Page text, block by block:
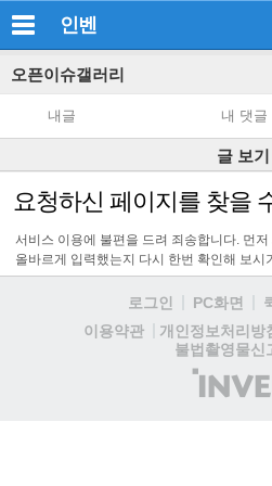
인벤
오픈이슈갤러리
내글 내 댓글
글 보기
요청하신 페이지를 찾을
서비스 이용에 불편을 드려 죄송합니다. 먼
올바르게 입력했는지 다시 한번 확인해 보시
로그인 PC화면
이용약관
개인정보처리방
불법촬영물신
(주)
인